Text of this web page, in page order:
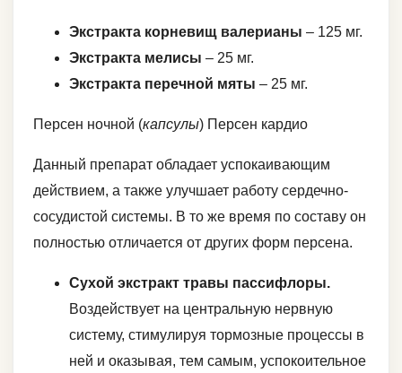
Экстракта корневищ валерианы – 125 мг.
Экстракта мелисы – 25 мг.
Экстракта перечной мяты – 25 мг.
Персен ночной (капсулы) Персен кардио
Данный препарат обладает успокаивающим
действием, а также улучшает работу сердечно-
сосудистой системы. В то же время по составу он
полностью отличается от других форм персена.
Сухой экстракт травы пассифлоры.
Воздействует на центральную нервную
систему, стимулируя тормозные процессы в
ней и оказывая, тем самым, успокоительное